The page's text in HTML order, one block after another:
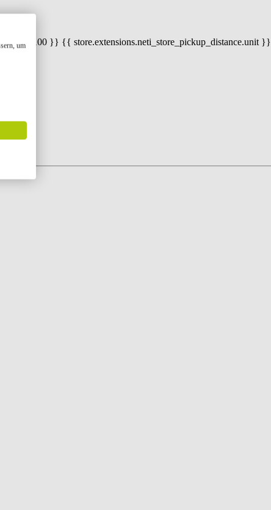
100) / 100 }} {{ store.extensions.neti_store_pickup_distance.unit }}
um